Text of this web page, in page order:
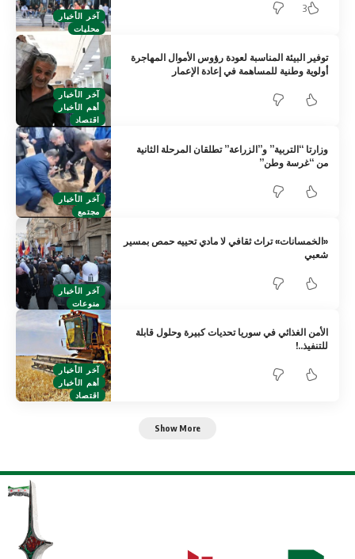
آخر الأخبار
محليات
3
آخر الأخبار
أهم الأخبار
اقتصاد
توفير البيئة المناسبة لعودة رؤوس الأموال المهاجرة
أولوية وطنية للمساهمة في إعادة الإعمار
آخر الأخبار
مجتمع
وزارتا “التربية” و”الزراعة” تطلقان المرحلة الثانية
من “غرسة وطن”
آخر الأخبار
منوعات
«الخمسانات» تراث ثقافي لا مادي تحييه حمص بمسير
شعبي
آخر الأخبار
أهم الأخبار
اقتصاد
الأمن الغذائي في سوريا تحديات كبيرة وحلول قابلة
للتنفيذ..!
Show More